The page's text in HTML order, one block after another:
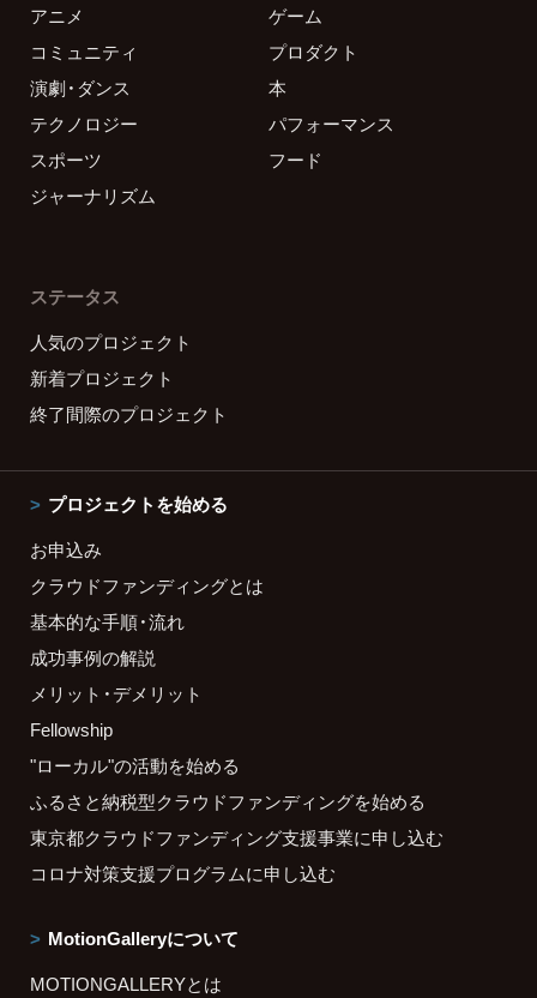
アニメ
ゲーム
コミュニティ
プロダクト
演劇・ダンス
本
テクノロジー
パフォーマンス
スポーツ
フード
ジャーナリズム
ステータス
人気のプロジェクト
新着プロジェクト
終了間際のプロジェクト
プロジェクトを始める
お申込み
クラウドファンディングとは
基本的な手順・流れ
成功事例の解説
メリット・デメリット
Fellowship
"ローカル"の活動を始める
ふるさと納税型クラウドファンディングを始める
東京都クラウドファンディング支援事業に申し込む
コロナ対策支援プログラムに申し込む
MotionGalleryについて
MOTIONGALLERYとは